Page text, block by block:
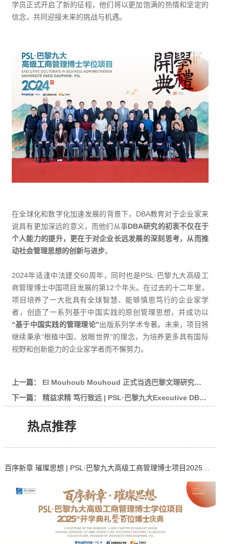
学员正式开启了新的征程，他们将以更加饱满的热情和坚定的
信念，共同迎接未来的挑战与机遇。
在全球化和数字化加速发展的背景下，DBA教育对于企业家来
说具有更加深远的意义，而他们从事DBA研究的初衷不仅在于
个人能力的提升，更在于对企业长远发展的深刻思考，从而推
动社会管理思想的创新与进步。
2024年适逢中法建交60周年，同时也是PSL·巴黎九大高级工
商管理博士中国项目发展的第12个年头。在过去的十二年里，
项目培养了一大批具有全球智慧、能够慎思笃行的企业家学
者，创造了一系列基于中国实践的原创管理思想，并成功以
“基于中国实践的管理理论”出版系列学术专著。未来，项目将
继续秉承“根植中国、放眼世界”的理念，为培养更多具有国际
视野和创新能力的企业家学者而不懈努力。
上一篇： El Mouhoub Mouhoud 正式当选巴黎文理研究大学（PSL ）校长
下一篇： 精益求精 笃行致远 | PSL·巴黎九大Executive DBA项目王德瑞、杨虎等9位同学顺利通过博士论文预答辩
热点推荐
百序新章 璀璨思想 | PSL·巴黎九大高级工商管理博士项目2025级开学典礼暨百位博士校友庆典在京举行